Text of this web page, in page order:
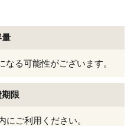
量
る可能性がございます。
限
ご利用ください。